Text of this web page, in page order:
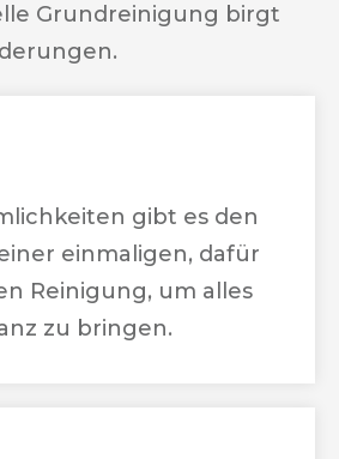
Grundreinigung birgt
gibt es den
einmaligen, dafür
Reinigung, um alles
zu bringen.